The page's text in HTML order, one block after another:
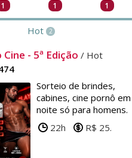
1 1 1
Hot 2
Cine - 5ª Edição / Hot
Sorteio de brindes,
cabines, cine pornô em
noite só para homens.
22h
R$ 25.